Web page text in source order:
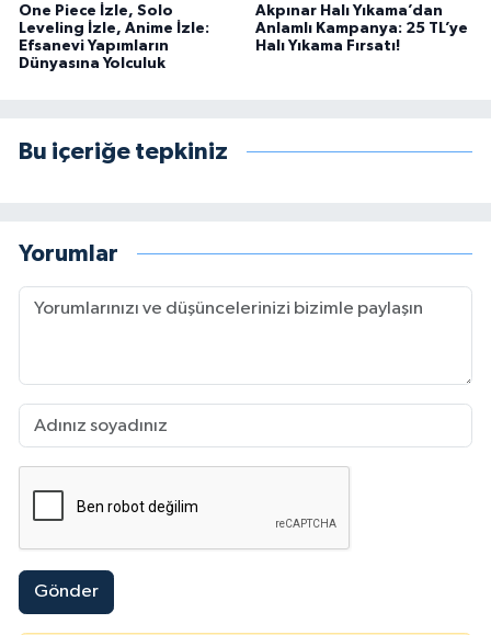
One Piece İzle, Solo
Leveling İzle, Anime İzle:
Efsanevi Yapımların
Dünyasına Yolculuk
Akpınar Halı Yıkama’dan
Anlamlı Kampanya: 25 TL’ye
Halı Yıkama Fırsatı!
Bu içeriğe tepkiniz
Yorumlar
Gönder